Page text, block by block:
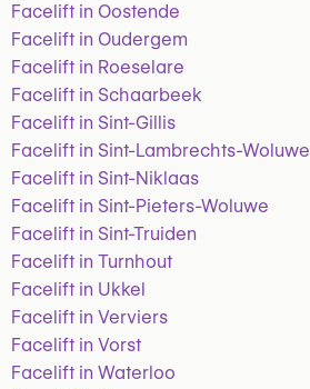
Facelift in Oostende
Facelift in Oudergem
Facelift in Roeselare
Facelift in Schaarbeek
Facelift in Sint-Gillis
Facelift in Sint-Lambrechts-Woluwe
Facelift in Sint-Niklaas
Facelift in Sint-Pieters-Woluwe
Facelift in Sint-Truiden
Facelift in Turnhout
Facelift in Ukkel
Facelift in Verviers
Facelift in Vorst
Facelift in Waterloo